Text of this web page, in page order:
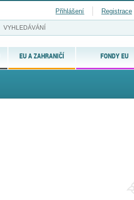
EU A ZAHRANIČÍ FONDY EU
Přihlášení Registrace